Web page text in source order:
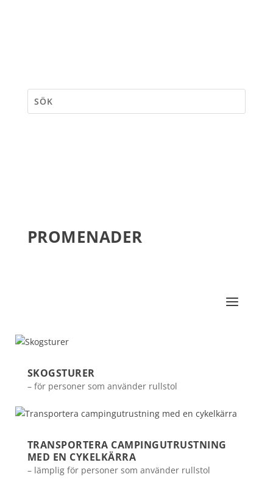
PROMENADER
SKOGSTURER
– för personer som använder rullstol
TRANSPORTERA CAMPINGUTRUSTNING
MED EN CYKELKÄRRA
– lämplig för personer som använder rullstol